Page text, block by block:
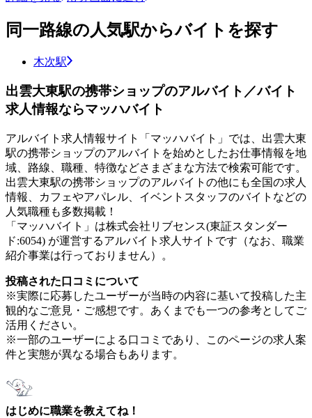
同一路線の人気駅からバイトを探す
木次駅
出雲大東駅の携帯ショップのアルバイト／バイト
求人情報ならマッハバイト
アルバイト求人情報サイト「マッハバイト」では、出雲大東
駅の携帯ショップのアルバイトを始めとしたお仕事情報を地
域、路線、職種、特徴などさまざまな方法で検索可能です。
出雲大東駅の携帯ショップのアルバイトの他にも全国の求人
情報、カフェやアパレル、イベントスタッフのバイトなどの
人気職種も多数掲載！
「マッハバイト」は株式会社リブセンス(東証スタンダー
ド:6054) が運営するアルバイト求人サイトです（なお、職業
紹介事業は行っておりません）。
投稿された口コミについて
※実際に応募したユーザーが当時の内容に基いて投稿した主
観的なご意見・ご感想です。あくまでも一つの参考としてご
活用ください。
※一部のユーザーによる口コミであり、このページの求人案
件と実態が異なる場合もあります。
はじめに職業を教えてね！